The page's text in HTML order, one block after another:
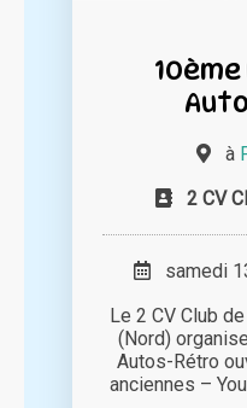
à
2 CV
samedi
Le 2 CV Club
(Nord)
Autos-Rétro
anciennes –